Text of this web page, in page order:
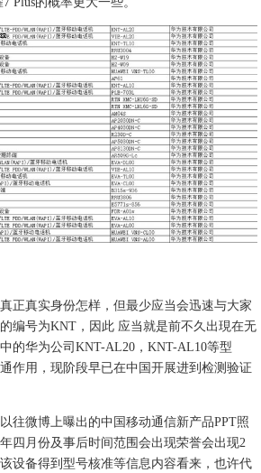
正真实身份怎样，但最少应当会迅速与大家
编号为KNT，因此 应当就是前不久出現在无
的华为公司KNT-AL20，KNT-AL10等型
作用，现阶段早已在中国开展进到检测验证
往微博上曝出的中国移动通信新产品PPT照
四月份及事后时间范围会出现荣誉会出现2
设备得到型号核准等信息内容看来，也许代